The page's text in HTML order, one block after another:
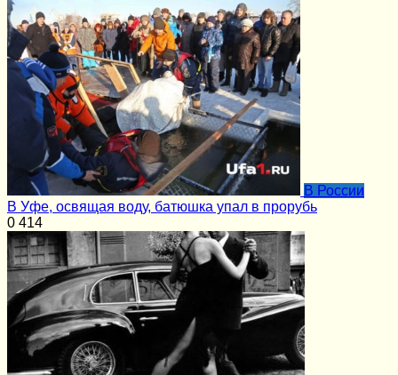
В России
В Уфе, освящая воду, батюшка упал в прорубь
0 414